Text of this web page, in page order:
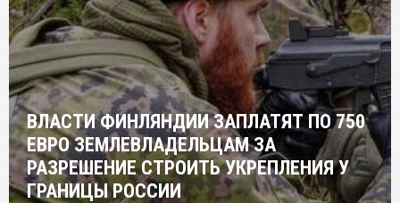
ВЛАСТИ ФИНЛЯНДИИ ЗАПЛАТЯТ ПО 750
ЕВРО ЗЕМЛЕВЛАДЕЛЬЦАМ ЗА
РАЗРЕШЕНИЕ СТРОИТЬ УКРЕПЛЕНИЯ У
ГРАНИЦЫ РОССИИ